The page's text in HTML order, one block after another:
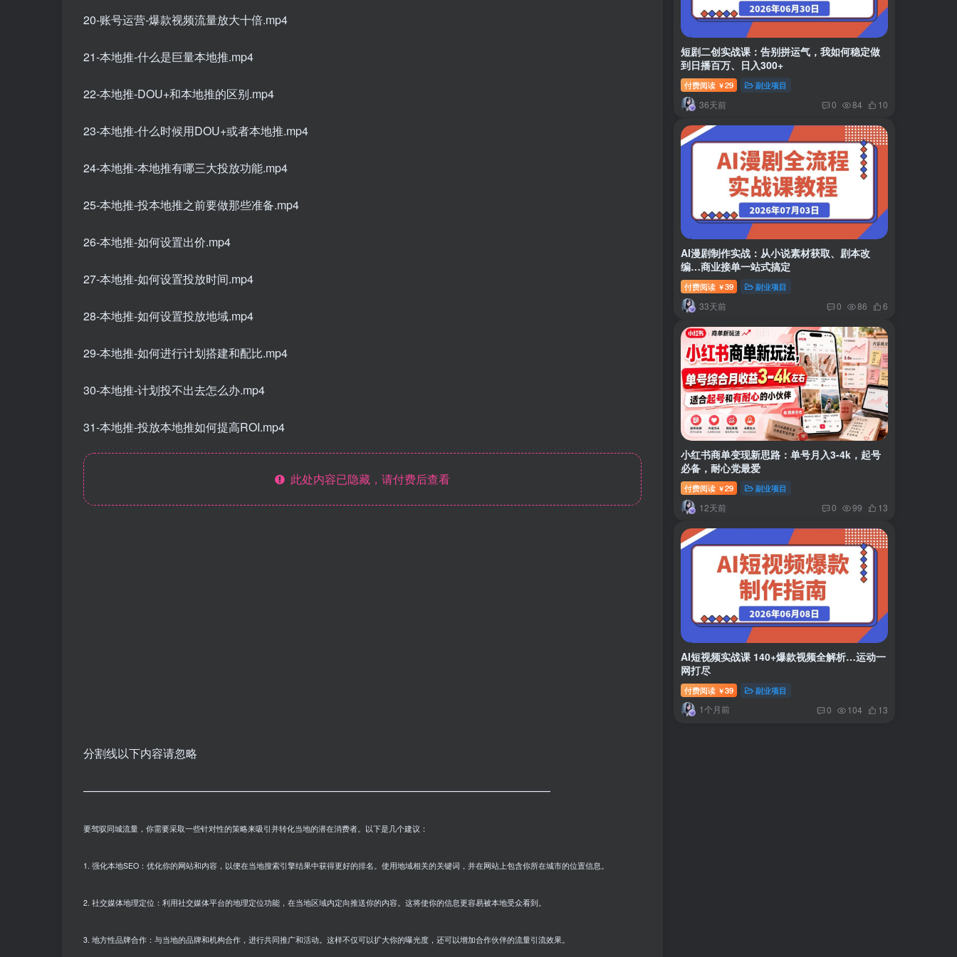
20-账号运营-爆款视频流量放大十倍.mp4
21-本地推-什么是巨量本地推.mp4
22-本地推-DOU+和本地推的区别.mp4
23-本地推-什么时候用DOU+或者本地推.mp4
24-本地推-本地推有哪三大投放功能.mp4
25-本地推-投本地推之前要做那些准备.mp4
26-本地推-如何设置出价.mp4
27-本地推-如何设置投放时间.mp4
28-本地推-如何设置投放地域.mp4
29-本地推-如何进行计划搭建和配比.mp4
30-本地推-计划投不出去怎么办.mp4
31-本地推-投放本地推如何提高ROI.mp4
此处内容已隐藏，请付费后查看
分割线以下内容请忽略
—————————————————————————————————————————
要驾驭同城流量，你需要采取一些针对性的策略来吸引并转化当地的潜在消费者。以下是几个建议：
1. 强化本地SEO：优化你的网站和内容，以便在当地搜索引擎结果中获得更好的排名。使用地域相关的关键词，并在网站上包含你所在城市的位置信息。
2. 社交媒体地理定位：利用社交媒体平台的地理定位功能，在当地区域内定向推送你的内容。这将使你的信息更容易被本地受众看到。
3. 地方性品牌合作：与当地的品牌和机构合作，进行共同推广和活动。这样不仅可以扩大你的曝光度，还可以增加合作伙伴的流量引流效果。
短剧二创实战课：告别拼运气，我如何稳定做
到日播百万、日入300+
付费阅读 ￥29 副业项目
36天前 0 84 10
AI漫剧制作实战：从小说素材获取、剧本改
编…商业接单一站式搞定
付费阅读 ￥39 副业项目
33天前 0 86 6
小红书商单变现新思路：单号月入3-4k，起号
必备，耐心党最爱
付费阅读 ￥29 副业项目
12天前 0 99 13
AI短视频实战课 140+爆款视频全解析…运动一
网打尽
付费阅读 ￥39 副业项目
1个月前 0 104 13